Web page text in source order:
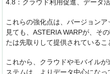
4.8：クラウド利用促進、データ
これらの強化点は、バージョン
見ても、ASTERIA WARPが、そ
たは先取りして提供されているこ
これから、クラウドやモバイル
ステムは、よりデータ中心にな